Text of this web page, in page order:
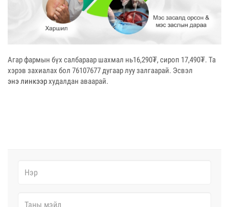
Агар фармын бүх салбараар шахмал нь16,290₮, сироп 17,490₮. Та
хэрэв захиалах бол 76107677 дугаар луу залгаарай. Эсвэл
энэ линкээрхудалдан аваарай.